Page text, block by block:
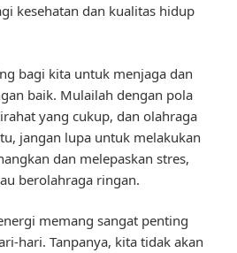
kesehatan dan kualitas hidup
bagi kita untuk menjaga dan
baik. Mulailah dengan pola
yang cukup, dan olahraga
jangan lupa untuk melakukan
dan melepaskan stres,
berolahraga ringan.
memang sangat penting
hari. Tanpanya, kita tidak akan